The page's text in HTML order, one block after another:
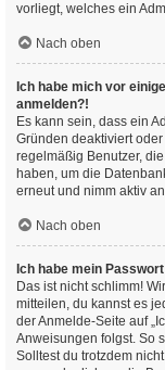
vorliegt, welches ein
Nach oben
Ich habe mich vor
anmelden?!
Es kann sein, dass ein
Gründen deaktiviert
regelmäßig Benutzer,
haben, um die
erneut und nimm aktiv
Nach oben
Ich habe mein
Das ist nicht schlimm!
mitteilen, du kannst es
der Anmelde-Seite auf
Anweisungen folgst. So
Solltest du trotzdem